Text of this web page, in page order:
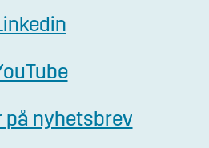
på nyhetsbrev